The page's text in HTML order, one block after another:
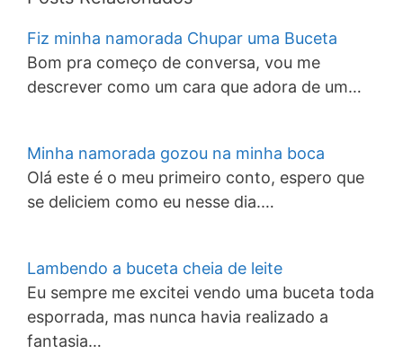
Fiz minha namorada Chupar uma Buceta
Bom pra começo de conversa, vou me
descrever como um cara que adora de um…
Minha namorada gozou na minha boca
Olá este é o meu primeiro conto, espero que
se deliciem como eu nesse dia.…
Lambendo a buceta cheia de leite
Eu sempre me excitei vendo uma buceta toda
esporrada, mas nunca havia realizado a
fantasia…